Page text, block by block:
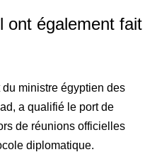
ont également fait
ministre égyptien des
a qualifié le port de
de réunions officielles
diplomatique.